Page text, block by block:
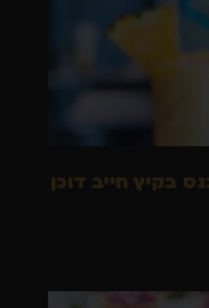
בקיץ חייב דוכן